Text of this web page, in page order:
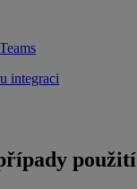
integraci
použití